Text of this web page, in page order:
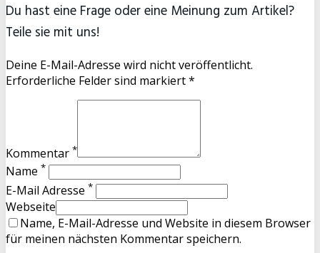
Du hast eine Frage oder eine Meinung zum Artikel?
Teile sie mit uns!
Deine E-Mail-Adresse wird nicht veröffentlicht.
Erforderliche Felder sind markiert *
Kommentar *
Name *
E-Mail Adresse *
Webseite
Name, E-Mail-Adresse und Website in diesem Browser
für meinen nächsten Kommentar speichern.